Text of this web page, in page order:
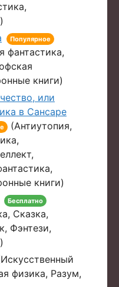
Популярное
фантастика,
книги)
или
в Сансаре
(Антиутопия,
книги)
Бесплатно
Сказка,
Фэнтези,
физика, Разум,